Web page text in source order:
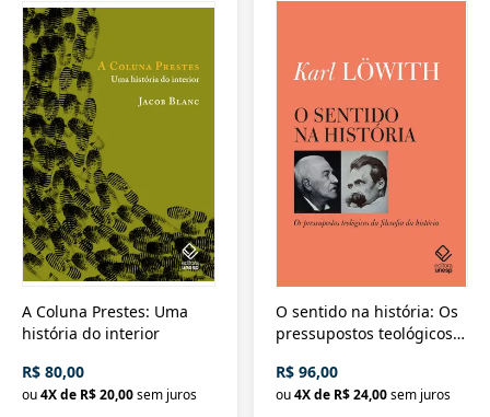
A Coluna Prestes: Uma
história do interior
R$ 80,00
ou4X de R$ 20,00sem juros
O sentido na história: Os
pressupostos teológicos
R$ 96,00
ou 4X de R$ 24,00 sem juros